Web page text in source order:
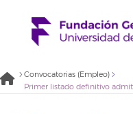
Convocatorias (Empleo)